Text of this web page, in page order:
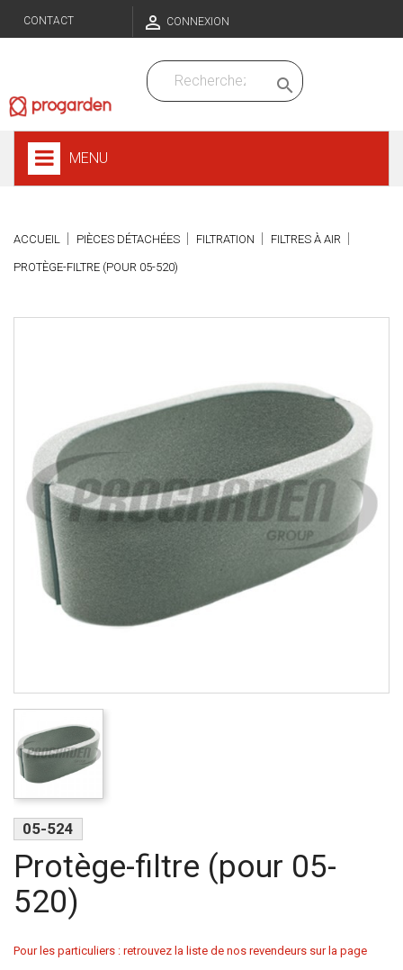
CONTACT  CONNEXION

MENU
ACCUEIL PIÈCES DÉTACHÉES FILTRATION FILTRES À AIR
PROTÈGE-FILTRE (POUR 05-520)
05-524
Protège-filtre (pour 05-
520)
Pour les particuliers : retrouvez la liste de nos revendeurs sur la page